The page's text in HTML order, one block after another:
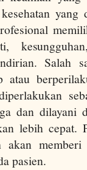
Salah
atau
dan dilayani
lebih
akan
pasien.